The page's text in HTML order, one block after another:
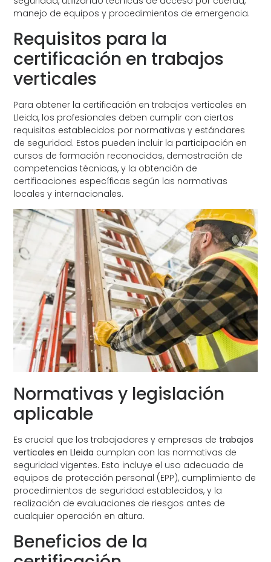
manejo de equipos y procedimientos de emergencia.
Requisitos para la
certificación en trabajos
verticales
Para obtener la certificación en trabajos verticales en
Lleida, los profesionales deben cumplir con ciertos
requisitos establecidos por normativas y estándares
de seguridad. Estos pueden incluir la participación en
cursos de formación reconocidos, demostración de
competencias técnicas, y la obtención de
certificaciones específicas según las normativas
locales y internacionales.
Normativas y legislación
aplicable
Es crucial que los trabajadores y empresas de trabajos
verticales en Lleida cumplan con las normativas de
seguridad vigentes. Esto incluye el uso adecuado de
equipos de protección personal (EPP), cumplimiento de
procedimientos de seguridad establecidos, y la
realización de evaluaciones de riesgos antes de
cualquier operación en altura.
Beneficios de la